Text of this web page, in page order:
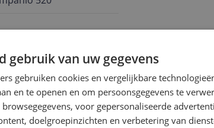
gebruik van uw gegevens
gebruiken cookies en vergelijkbare
en te openen en om persoonsgegevens te
voor gepersonaliseerde
doelgroepinzichten en verbetering van